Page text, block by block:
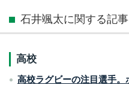
石井颯太に関する記事
高校
高校ラグビーの注目選手。